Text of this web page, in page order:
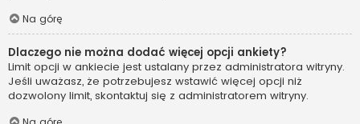
Na górę
Dlaczego nie można dodać więcej opcji ankiety?
Limit opcji w ankiecie jest ustalany przez administratora witryny.
Jeśli uważasz, że potrzebujesz wstawić więcej opcji niż
dozwolony limit, skontaktuj się z administratorem witryny.